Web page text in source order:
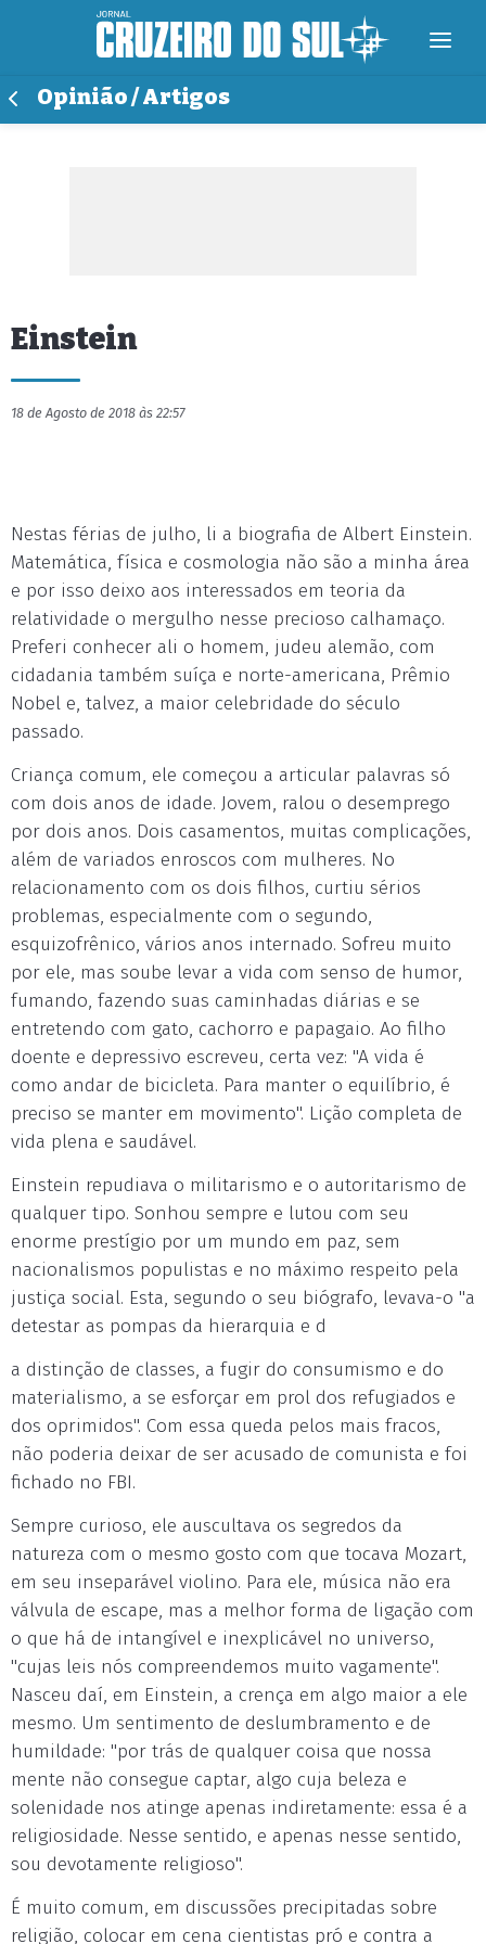
Opinião / Artigos
Einstein
18 de Agosto de 2018 às 22:57
Nestas férias de julho, li a biografia de Albert Einstein.
Matemática, física e cosmologia não são a minha área
e por isso deixo aos interessados em teoria da
relatividade o mergulho nesse precioso calhamaço.
Preferi conhecer ali o homem, judeu alemão, com
cidadania também suíça e norte-americana, Prêmio
Nobel e, talvez, a maior celebridade do século
passado.
Criança comum, ele começou a articular palavras só
com dois anos de idade. Jovem, ralou o desemprego
por dois anos. Dois casamentos, muitas complicações,
além de variados enroscos com mulheres. No
relacionamento com os dois filhos, curtiu sérios
problemas, especialmente com o segundo,
esquizofrênico, vários anos internado. Sofreu muito
por ele, mas soube levar a vida com senso de humor,
fumando, fazendo suas caminhadas diárias e se
entretendo com gato, cachorro e papagaio. Ao filho
doente e depressivo escreveu, certa vez: "A vida é
como andar de bicicleta. Para manter o equilíbrio, é
preciso se manter em movimento". Lição completa de
vida plena e saudável.
Einstein repudiava o militarismo e o autoritarismo de
qualquer tipo. Sonhou sempre e lutou com seu
enorme prestígio por um mundo em paz, sem
nacionalismos populistas e no máximo respeito pela
justiça social. Esta, segundo o seu biógrafo, levava-o "a
detestar as pompas da hierarquia e d
a distinção de classes, a fugir do consumismo e do
materialismo, a se esforçar em prol dos refugiados e
dos oprimidos". Com essa queda pelos mais fracos,
não poderia deixar de ser acusado de comunista e foi
fichado no FBI.
Sempre curioso, ele auscultava os segredos da
natureza com o mesmo gosto com que tocava Mozart,
em seu inseparável violino. Para ele, música não era
válvula de escape, mas a melhor forma de ligação com
o que há de intangível e inexplicável no universo,
"cujas leis nós compreendemos muito vagamente".
Nasceu daí, em Einstein, a crença em algo maior a ele
mesmo. Um sentimento de deslumbramento e de
humildade: "por trás de qualquer coisa que nossa
mente não consegue captar, algo cuja beleza e
solenidade nos atinge apenas indiretamente: essa é a
religiosidade. Nesse sentido, e apenas nesse sentido,
sou devotamente religioso".
É muito comum, em discussões precipitadas sobre
religião, colocar em cena cientistas pró e contra a